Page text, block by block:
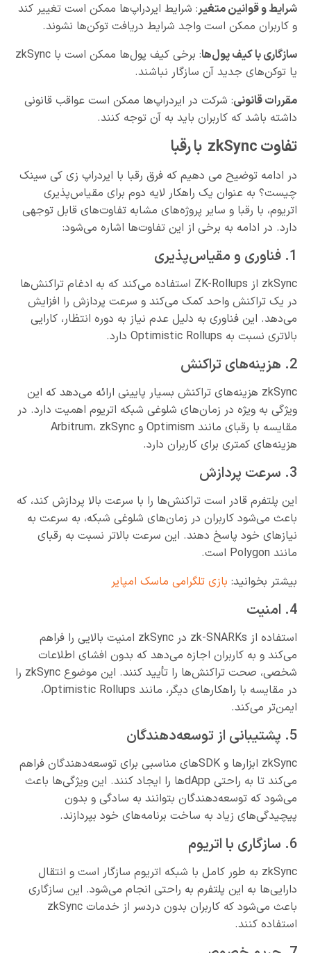
شرایط و قوانین متغیر: شرایط ایردراپ‌ها ممکن است تغییر کند
و کاربران ممکن است واجد شرایط دریافت توکن‌ها نشوند.
سازگاری با کیف پول‌ها
: برخی کیف پول‌ها ممکن است با zkSync
یا توکن‌های جدید آن سازگار نباشند.
مقررات قانونی: شرکت در ایردراپ‌ها ممکن است عواقب قانونی
داشته باشد که کاربران باید به آن توجه کنند.
تفاوت‌ zkSync با رقبا
در ادامه توضیح می دهیم که فرق رقبا با ایردراپ زی کی سینک
چیست؟ به عنوان یک راهکار لایه دوم برای مقیاس‌پذیری
اتریوم، با رقبا و سایر پروژه‌های مشابه تفاوت‌های قابل توجهی
دارد. در ادامه به برخی از این تفاوت‌ها اشاره می‌شود:
1. فناوری و مقیاس‌پذیری
zkSync از ZK-Rollups استفاده می‌کند که به ادغام تراکنش‌ها
در یک تراکنش واحد کمک می‌کند و سرعت پردازش را افزایش
می‌دهد. این فناوری به دلیل عدم نیاز به دوره انتظار، کارایی
بالاتری نسبت به Optimistic Rollups دارد.
2. هزینه‌های تراکنش
zkSync هزینه‌های تراکنش بسیار پایینی ارائه می‌دهد که این
ویژگی به ویژه در زمان‌های شلوغی شبکه اتریوم اهمیت دارد. در
مقایسه با رقبای مانند Optimism و Arbitrum، zkSync
هزینه‌های کمتری برای کاربران دارد.
3. سرعت پردازش
این پلتفرم قادر است تراکنش‌ها را با سرعت بالا پردازش کند، که
باعث می‌شود کاربران در زمان‌های شلوغی شبکه، به سرعت به
نیازهای خود پاسخ دهند. این سرعت بالاتر نسبت به رقبای
مانند Polygon است.
بیشتر بخوانید: بازی تلگرامی ماسک امپایر
4. امنیت
استفاده از zk-SNARKs در zkSync امنیت بالایی را فراهم
می‌کند و به کاربران اجازه می‌دهد که بدون افشای اطلاعات
شخصی، صحت تراکنش‌ها را تأیید کنند. این موضوع zkSync را
در مقایسه با راهکارهای دیگر، مانند Optimistic Rollups،
ایمن‌تر می‌کند.
5. پشتیبانی از توسعه‌دهندگان
zkSync ابزارها و SDKهای مناسبی برای توسعه‌دهندگان فراهم
می‌کند تا به راحتی dAppها را ایجاد کنند. این ویژگی‌ها باعث
می‌شود که توسعه‌دهندگان بتوانند به سادگی و بدون
پیچیدگی‌های زیاد به ساخت برنامه‌های خود بپردازند.
6. سازگاری با اتریوم
zkSync به طور کامل با شبکه اتریوم سازگار است و انتقال
دارایی‌ها به این پلتفرم به راحتی انجام می‌شود. این سازگاری
باعث می‌شود که کاربران بدون دردسر از خدمات zkSync
استفاده کنند.